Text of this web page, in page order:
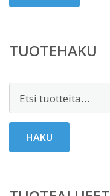
TUOTEHAKU
HAKU